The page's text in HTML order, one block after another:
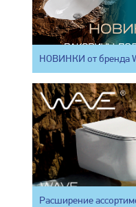
НОВИНКИ от бренда
Расширение